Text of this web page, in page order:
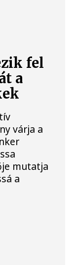
fel
a
várja a
mutatja
a